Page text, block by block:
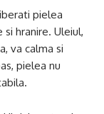
pielea
hranire. Uleiul,
va calma si
pielea nu